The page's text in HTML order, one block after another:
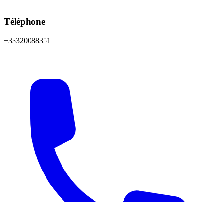
Téléphone
+33320088351